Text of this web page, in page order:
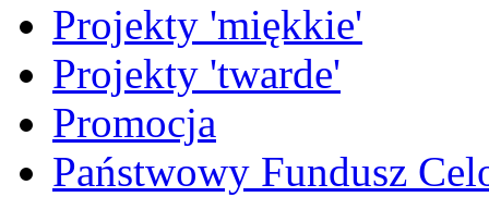
Projekty 'miękkie'
Projekty 'twarde'
Promocja
Państwowy Fundusz